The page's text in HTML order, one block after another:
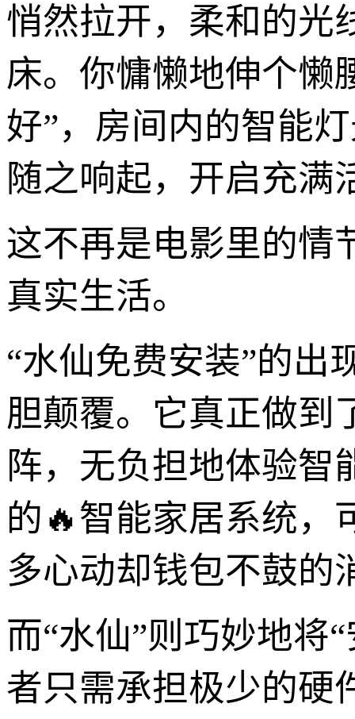
悄然拉开，柔和的光
床。你慵懒地伸个懒
好”，房间内的智能
随之响起，开启充满
这不再是电影里的情
真实生活。
“水仙免费安装”的出
胆颠覆。它真正做到
阵，无负担地体验智
的🔥智能家居系统，
多心动却钱包不鼓的
而“水仙”则巧妙地将
者只需承担极少的硬